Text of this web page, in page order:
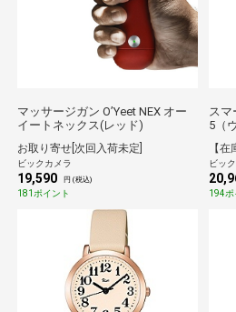
マッサージガン O’Yeet NEX オー
イートネックス(レッド)
お取り寄せ[次回入荷未定]
ビックカメラ
19,590 円 (税込)
181ポイント
スマ
5（
ビッ
194ポ